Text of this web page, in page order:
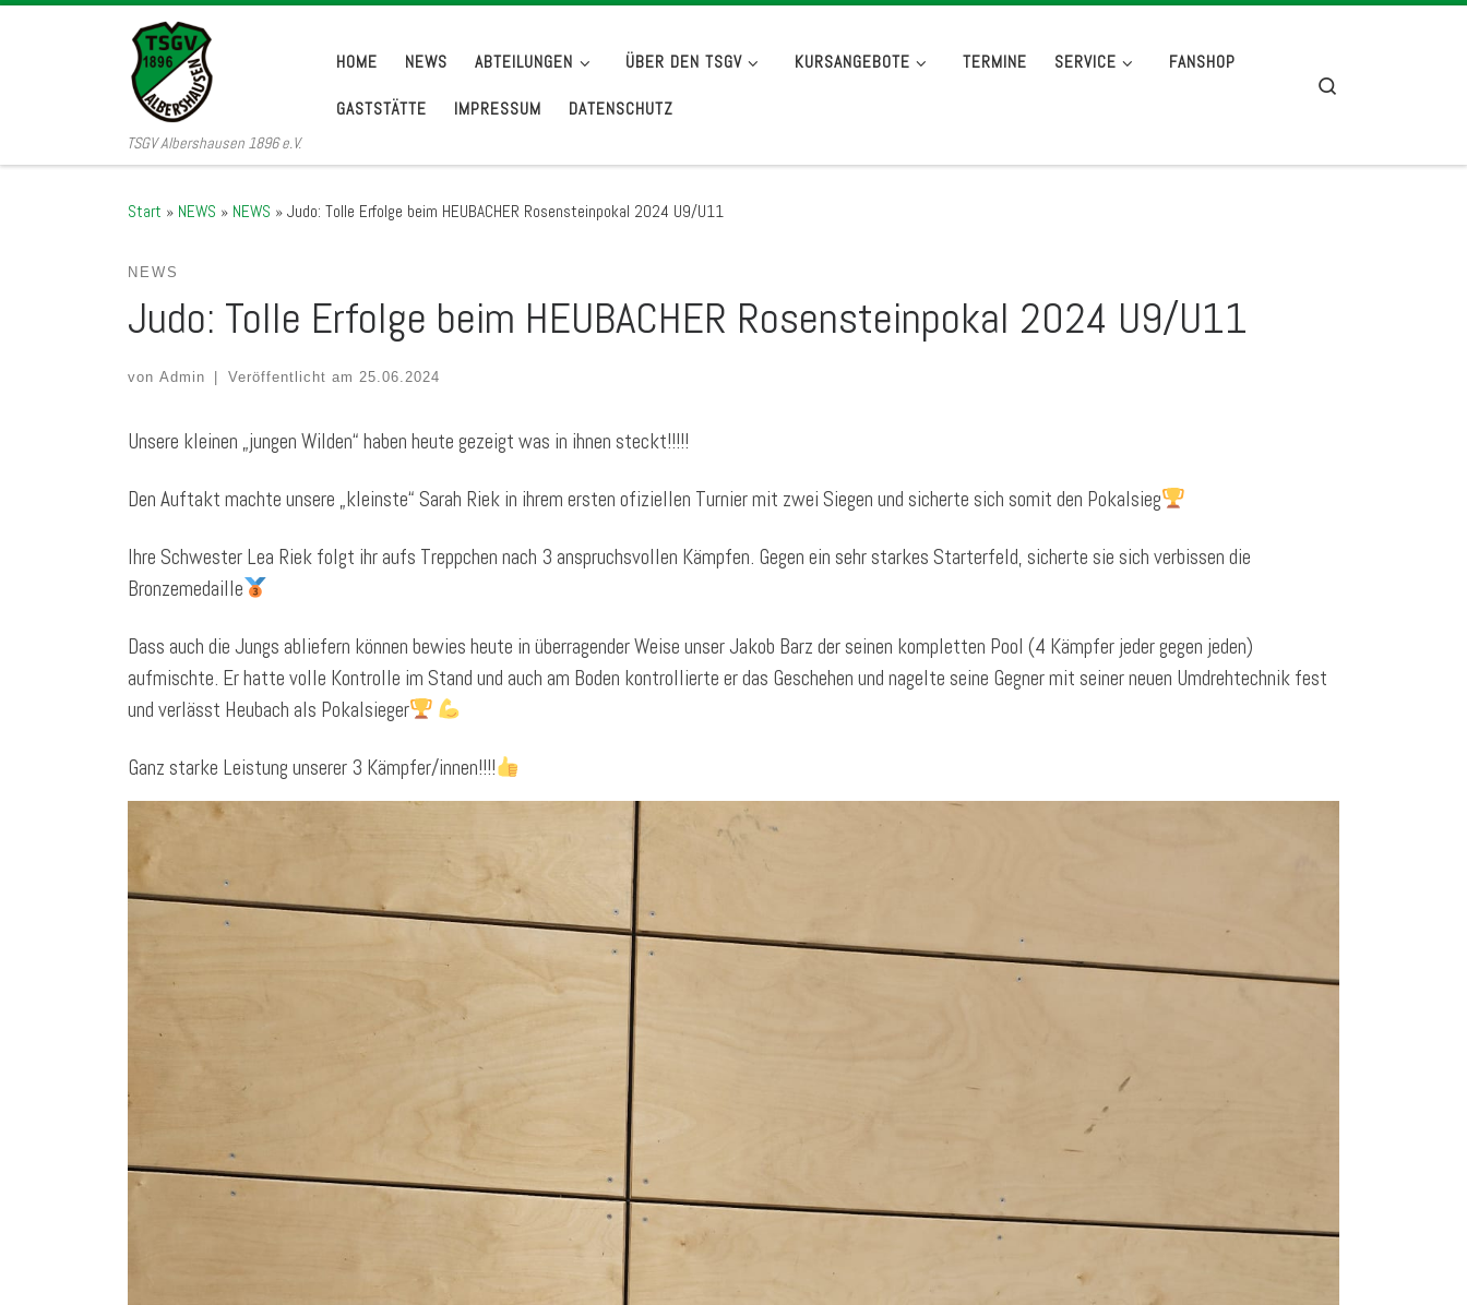
Zum Inhalt springen
TSGV Albershausen 1896 e.V.
HOME NEWS ABTEILUNGEN ÜBER DEN TSGV KURSANGEBOTE TERMINE SERVICE FANSHOP
GASTSTÄTTE IMPRESSUM DATENSCHUTZ
Start » NEWS » NEWS » Judo: Tolle Erfolge beim HEUBACHER Rosensteinpokal 2024 U9/U11
NEWS
Judo: Tolle Erfolge beim HEUBACHER Rosensteinpokal 2024 U9/U11
von Admin Veröffentlicht am 25.06.2024
Unsere kleinen „jungen Wilden“ haben heute gezeigt was in ihnen steckt!!!!!
Den Auftakt machte unsere „kleinste“ Sarah Riek in ihrem ersten ofiziellen Turnier mit zwei Siegen und sicherte sich somit den Pokalsieg
Ihre Schwester Lea Riek folgt ihr aufs Treppchen nach 3 anspruchsvollen Kämpfen. Gegen ein sehr starkes Starterfeld, sicherte sie sich verbissen die
Bronzemedaille
Dass auch die Jungs abliefern können bewies heute in überragender Weise unser Jakob Barz der seinen kompletten Pool (4 Kämpfer jeder gegen jeden)
aufmischte. Er hatte volle Kontrolle im Stand und auch am Boden kontrollierte er das Geschehen und nagelte seine Gegner mit seiner neuen Umdrehtechnik fest
und verlässt Heubach als Pokalsieger
Ganz starke Leistung unserer 3 Kämpfer/innen!!!!